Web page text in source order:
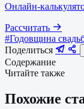
Онлайн-
Рассчитать
#Годовщина
Поделиться
Содержание
Читайте также
Похожие